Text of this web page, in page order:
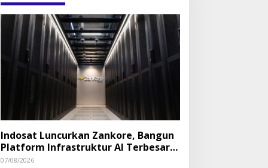
Indosat Luncurkan Zankore, Bangun
Platform Infrastruktur AI Terbesar
di Asia Tenggara
07/08/2026